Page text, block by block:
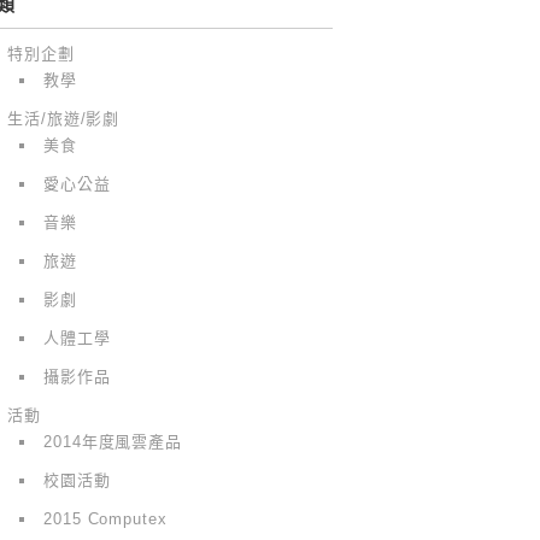
特別企劃
教學
生活/旅遊/影劇
美食
愛心公益
音樂
旅遊
影劇
人體工學
攝影作品
活動
2014年度風雲產品
校園活動
2015 Computex